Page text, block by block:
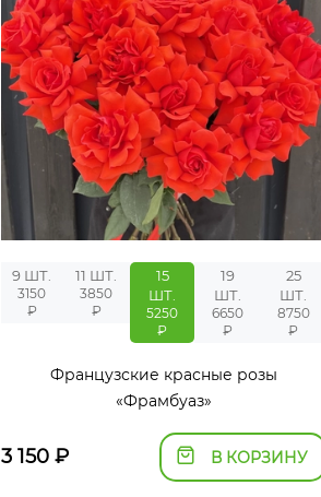
9 ШТ.
3150
₽
11 ШТ.
3850
₽
15
ШТ.
5250
₽
19
ШТ.
6650
₽
25
ШТ.
8750
₽
Французские красные розы
«Фрамбуаз»
3 150 ₽ В КОРЗИНУ